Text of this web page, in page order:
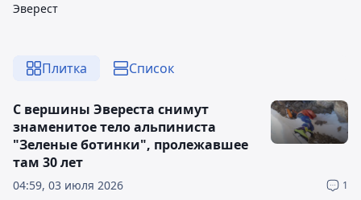
Эверест
Плитка Список
04:59, 03 июля 2026 1
С вершины Эвереста снимут
знаменитое тело альпиниста
"Зеленые ботинки", пролежавшее
там 30 лет